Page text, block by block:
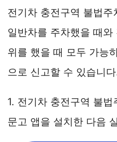
전기차 충전구역 불법주
일반차를 주차했을 때
위를 했을 때 모두 가능
으로 신고할 수 있습니
1. 전기차 충전구역 불
문고 앱을 설치한 다음